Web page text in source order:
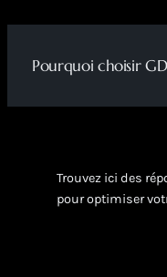
Pourquoi choisir
Trouvez ici des
pour optimiser